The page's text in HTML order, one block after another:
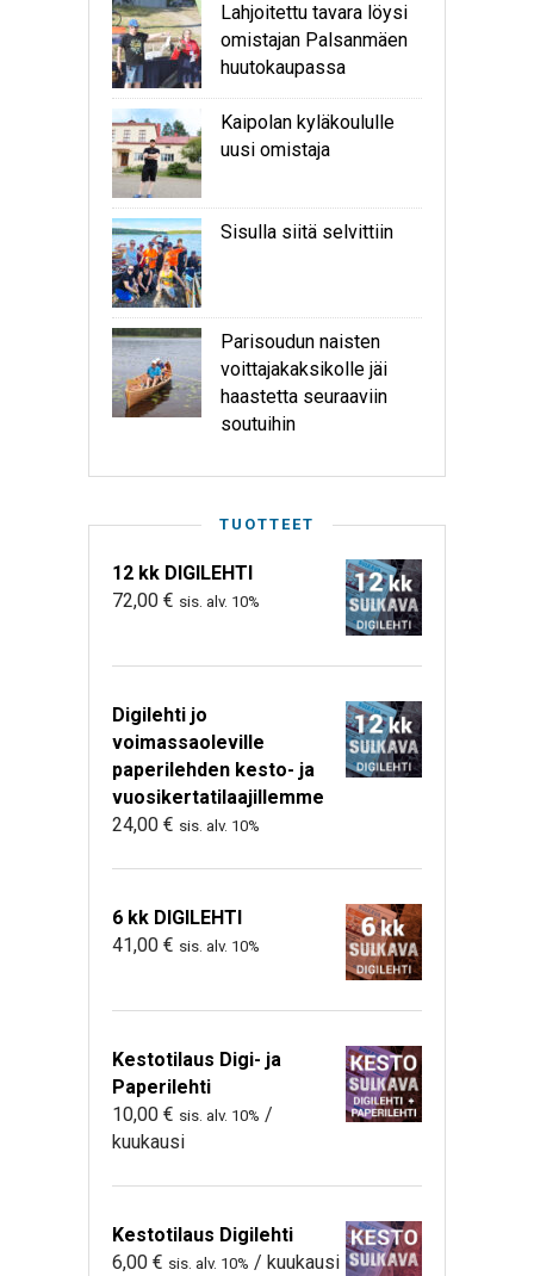
Lahjoitettu tavara löysi
omistajan Palsanmäen
huutokaupassa
Kaipolan kyläkoululle
uusi omistaja
Sisulla siitä selvittiin
Parisoudun naisten
voittajakaksikolle jäi
haastetta seuraaviin
soutuihin
TUOTTEET
12 kk DIGILEHTI
72,00 € sis. alv. 10%
Digilehti jo
voimassaoleville
paperilehden kesto- ja
vuosikertatilaajillemme
24,00 € sis. alv. 10%
6 kk DIGILEHTI
41,00 € sis. alv. 10%
Kestotilaus Digi- ja
Paperilehti
10,00 € sis. alv. 10% /
kuukausi
Kestotilaus Digilehti
6,00 € sis. alv. 10% / kuukausi